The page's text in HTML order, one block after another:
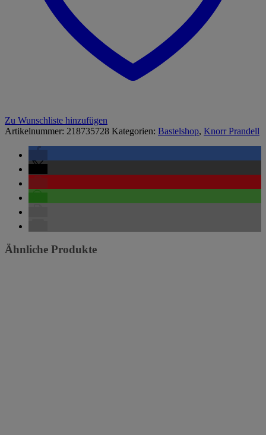
Zu Wunschliste hinzufügen
Artikelnummer: 218735728 Kategorien: Bastelshop, Knorr Prandell
Ähnliche Produkte